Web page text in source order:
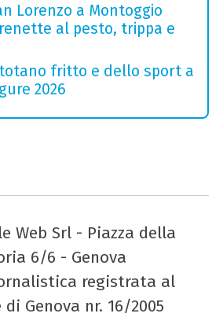
Lorenzo a Montoggio
al pesto, trippa e
fritto e dello sport a
2026
Web Srl - Piazza della
6/6 - Genova
registrata al
Genova nr. 16/2005